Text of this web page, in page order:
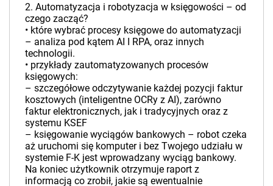
2. Automatyzacja i robotyzacja w księgowości – od
czego zacząć?
• które wybrać procesy księgowe do automatyzacji
– analiza pod kątem AI I RPA, oraz innych
technologii.
• przykłady zautomatyzowanych procesów
księgowych:
– szczegółowe odczytywanie każdej pozycji faktur
kosztowych (inteligentne OCRy z AI), zarówno
faktur elektronicznych, jak i tradycyjnych oraz z
systemu KSEF
– księgowanie wyciągów bankowych – robot czeka
aż uruchomi się komputer i bez Twojego udziału w
systemie F-K jest wprowadzany wyciąg bankowy.
Na koniec użytkownik otrzymuje raport z
informacją co zrobił, jakie są ewentualnie